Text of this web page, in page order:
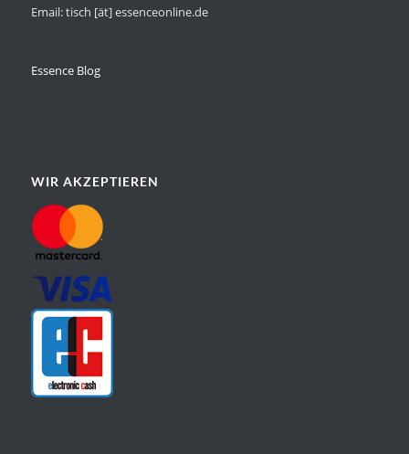
Email: tisch [ät] essenceonline.de
Essence Blog
WIR AKZEPTIEREN